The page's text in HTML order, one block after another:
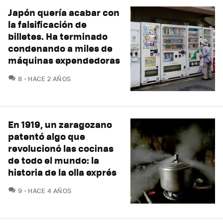
Japón quería acabar con
la falsificación de
billetes. Ha terminado
condenando a miles de
máquinas expendedoras
8 COMENTARIOS
HACE 2 AÑOS
En 1919, un zaragozano
patentó algo que
revolucionó las cocinas
de todo el mundo: la
historia de la olla exprés
9 COMENTARIOS
HACE 4 AÑOS